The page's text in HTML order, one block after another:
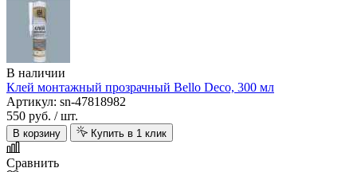
В наличии
Клей монтажный прозрачный Bello Deco, 300 мл
Артикул: sn-47818982
550 руб. / шт.
В корзину Купить в 1 клик
Сравнить